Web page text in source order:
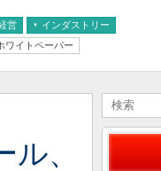
営 インダストリー
ワイトペーパー
、